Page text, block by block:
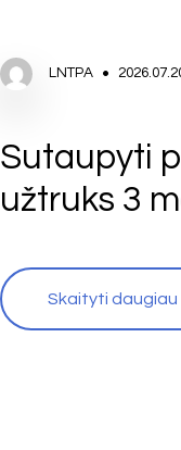
LNTPA
Sutaupyti
užtruks 3
Skaityti daugiau